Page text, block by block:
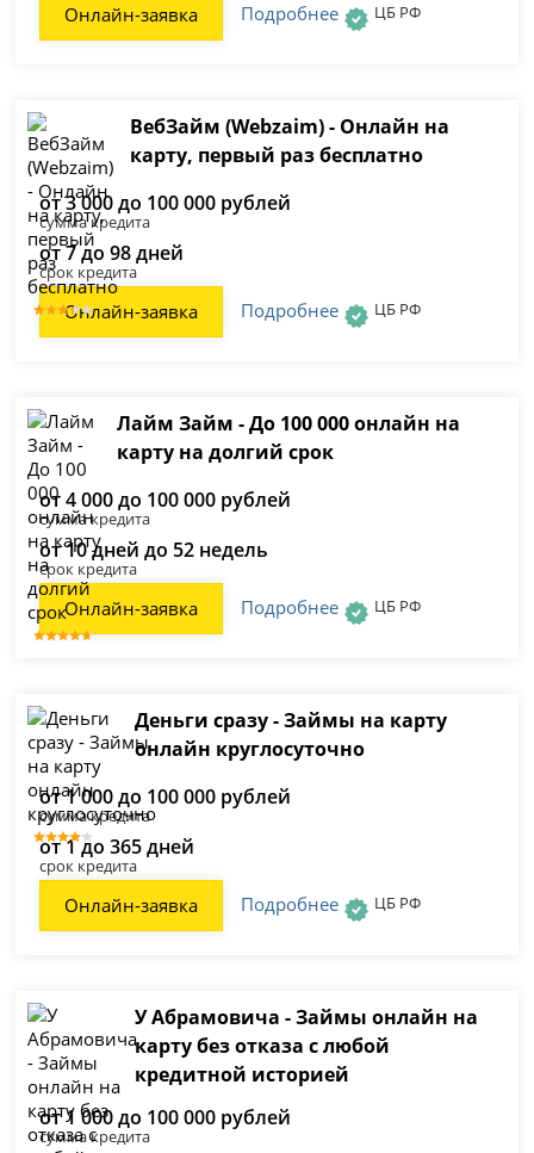
Онлайн-заявка Подробнее ЦБ РФ
ВебЗайм (Webzaim) - Онлайн на
карту, первый раз бесплатно
от 3 000 до 100 000 рублей
сумма кредита
от 7 до 98 дней
срок кредита
Онлайн-заявка Подробнее ЦБ РФ
Лайм Займ - До 100 000 онлайн на
карту на долгий срок
от 4 000 до 100 000 рублей
сумма кредита
от 10 дней до 52 недель
срок кредита
Онлайн-заявка Подробнее ЦБ РФ
Деньги сразу - Займы на карту
онлайн круглосуточно
от 1 000 до 100 000 рублей
сумма кредита
от 1 до 365 дней
срок кредита
Онлайн-заявка Подробнее ЦБ РФ
У Абрамовича - Займы онлайн на
карту без отказа с любой
кредитной историей
от 1 000 до 100 000 рублей
сумма кредита